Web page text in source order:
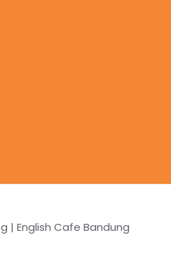
| English Cafe Bandung